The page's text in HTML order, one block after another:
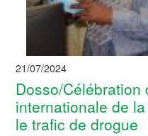
21/07/2024
Dosso/Célébration
internationale de
le trafic de drogue